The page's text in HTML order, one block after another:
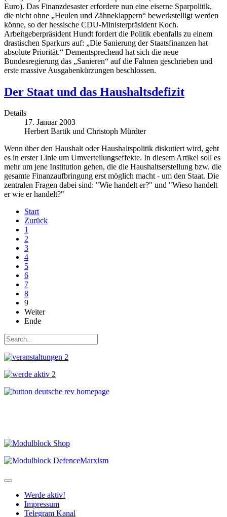
Euro). Das Finanzdesaster erfordere nun eine eiserne Sparpolitik,
die nicht ohne „Heulen und Zähneklappern“ bewerkstelligt werden
könne, so der hessische CDU-Ministerpräsident Koch.
Arbeitgeberpräsident Hundt fordert die Politik ebenfalls zu einem
drastischen Sparkurs auf: „Die Sanierung der Staatsfinanzen hat
absolute Priorität.“ Dementsprechend hat sich die neue
Bundesregierung das „Sanieren“ auf die Fahnen geschrieben und
erste massive Ausgabenkürzungen beschlossen.
Der Staat und das Haushaltsdefizit
Details
17. Januar 2003
Herbert Bartik und Christoph Mürdter
Wenn über den Haushalt oder Haushaltspolitik diskutiert wird, geht
es in erster Linie um Umverteilungseffekte. In diesem Artikel soll es
mehr um jene Institution gehen, die die Haushaltserstellung bzw. die
gesamte Finanzaufbringung erst möglich macht - um den Staat. Die
zentralen Fragen dabei sind: "Wie handelt er?" und "Wieso handelt
er wie er handelt?"
Start
Zurück
1
2
3
4
5
6
7
8
9
Weiter
Ende
Werde aktiv!
Impressum
Telegram Kanal